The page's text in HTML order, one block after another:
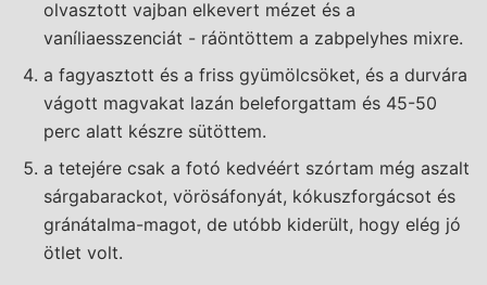
olvasztott vajban elkevert mézet és a
vaníliaesszenciát - ráöntöttem a zabpelyhes mixre.
a fagyasztott és a friss gyümölcsöket, és a durvára
vágott magvakat lazán beleforgattam és 45-50
perc alatt készre sütöttem.
a tetejére csak a fotó kedvéért szórtam még aszalt
sárgabarackot, vörösáfonyát, kókuszforgácsot és
gránátalma-magot, de utóbb kiderült, hogy elég jó
ötlet volt.